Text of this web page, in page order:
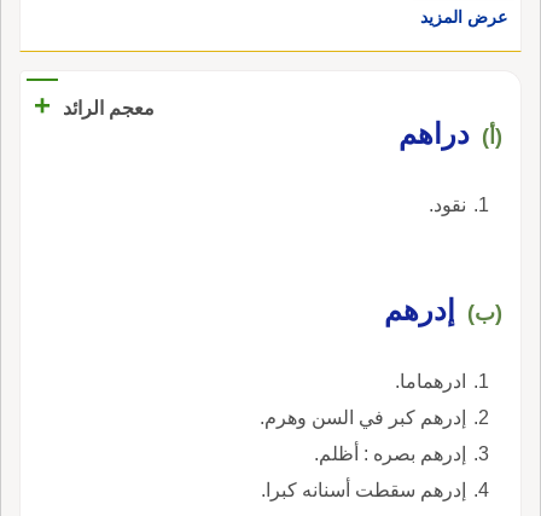
قِنْطَارِ دَوَاءٍ. (مثل).عرض المزيد
معجم الرائد +
(أ) دراهم
نقود.
(ب) إدرهم
ادرهماما.
إدرهم كبر في السن وهرم.
إدرهم بصره : أظلم.
إدرهم سقطت أسنانه كبرا.